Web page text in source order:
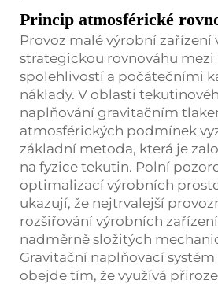
Princip atmosférické
Provoz malé výrobní zařízení
strategickou rovnováhu
spolehlivostí a počátečními
náklady. V oblasti
naplňování gravitačním
atmosférických podmínek
základní metoda, která je
na fyzice tekutin. Polní
optimalizací výrobních
ukazují, že nejtrvalejší
rozšiřování výrobních
nadměrně složitých
Gravitační naplňovací
obejde tím, že využívá